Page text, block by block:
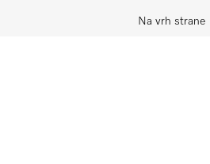
Na vrh strane